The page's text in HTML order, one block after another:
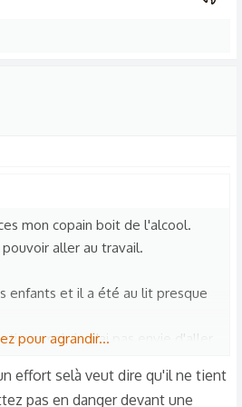
mon copain boit de l'alcool.
aller au travail.
enfants et il a été au lit presque
mais je n'ai pas envie d'aller
lit, il me parle mais il dort tout le
pour agrandir...
effort selà veut dire qu'il ne tient
pas en danger devant une